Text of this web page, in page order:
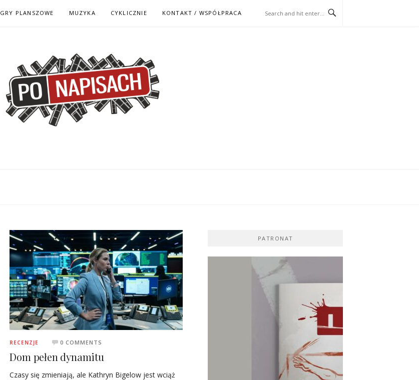
GRY PLANSZOWE MUZYKA CYKLICZNIE KONTAKT / WSPÓŁPRACA
RECENZJE 0 COMMENTS
Dom pełen dynamitu
Czasy się zmieniają, ale Kathryn Bigelow jest wciąż
PATRONAT